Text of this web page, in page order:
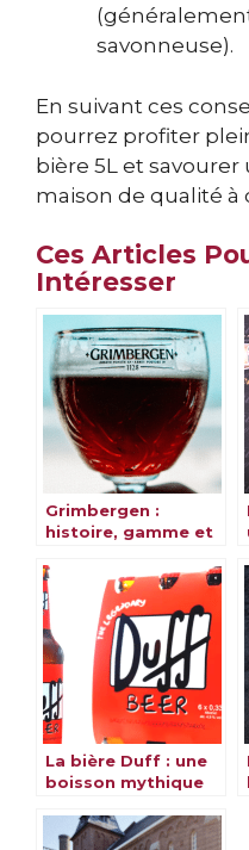
savonneuse).
En suivant ces
pourrez profiter
bière 5L et
maison de qualité à
Ces Articles
Intéresser
Grimbergen :
histoire, gamme et
La bière Duff : une
boisson mythique